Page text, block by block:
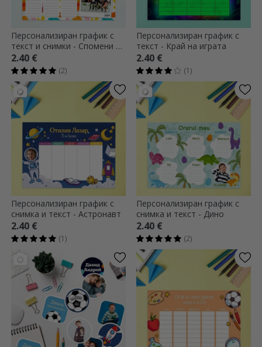
Персонализиран график с
текст и снимки - Спомени от
училище
2.40 €
(2)
Персонализиран график с
текст - Край на играта
2.40 €
(1)
Персонализиран график с
снимка и текст - Астронавт
2.40 €
(1)
Персонализиран график с
снимка и текст - Дино
2.40 €
(2)